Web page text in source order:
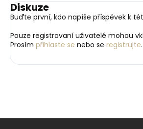
Diskuze
Buďte první, kdo napíše příspěvek k
Pouze registrovaní uživatelé mohou
Prosím přihlaste se nebo se registrujte.